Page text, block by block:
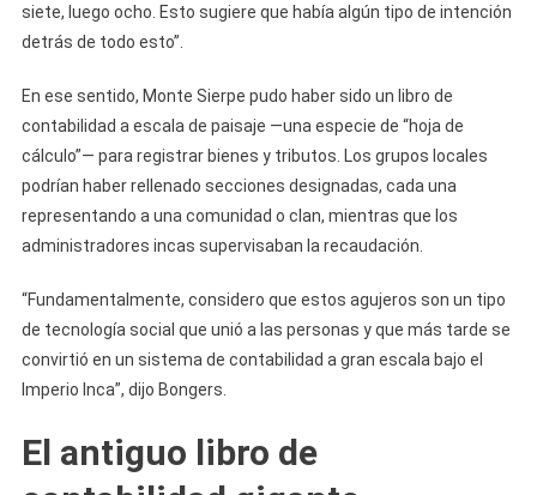
siete, luego ocho. Esto sugiere que había algún tipo de intención
detrás de todo esto”.
En ese sentido, Monte Sierpe pudo haber sido un libro de
contabilidad a escala de paisaje —una especie de “hoja de
cálculo”— para registrar bienes y tributos. Los grupos locales
podrían haber rellenado secciones designadas, cada una
representando a una comunidad o clan, mientras que los
administradores incas supervisaban la recaudación.
“Fundamentalmente, considero que estos agujeros son un tipo
de tecnología social que unió a las personas y que más tarde se
convirtió en un sistema de contabilidad a gran escala bajo el
Imperio Inca”, dijo Bongers.
El antiguo libro de